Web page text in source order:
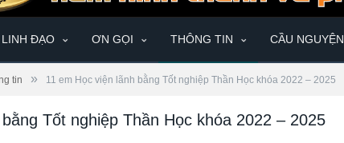
LINH ĐẠO ƠN GỌI THÔNG TIN CẦU NGUYỆN
tin » 11 em Học viện lãnh bằng Tốt nghiệp Thần Học khóa 2022 – 2025
Tốt nghiệp Thần Học khóa 2022 – 2025